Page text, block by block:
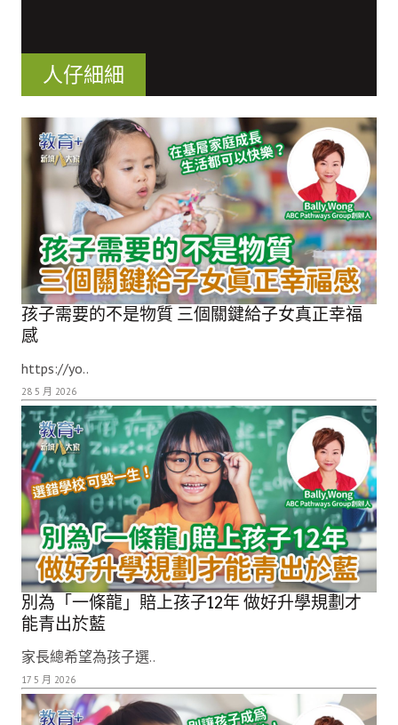
人仔細細
孩子需要的不是物質 三個關鍵給子女真正幸福
感
https://yo..
28 5 月 2026
別為「一條龍」賠上孩子12年 做好升學規劃才
能青出於藍
家長總希望為孩子選..
17 5 月 2026